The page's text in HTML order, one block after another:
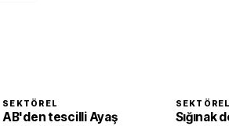
SEKTÖREL
AB'den tescilli Ayaş
SEKTÖREL
Sığınak